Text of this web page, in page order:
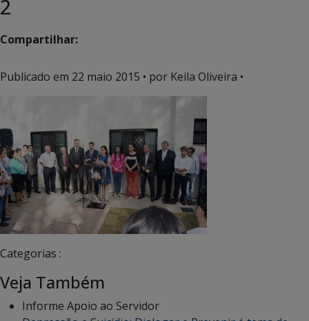
2
Compartilhar:
Publicado em 22 maio 2015 • por Keila Oliveira •
Categorias :
Veja Também
Informe Apoio ao Servidor